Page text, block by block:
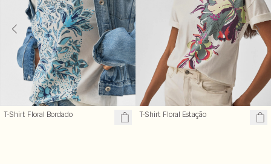
T-Shirt Floral Bordado T-Shirt Floral Estação